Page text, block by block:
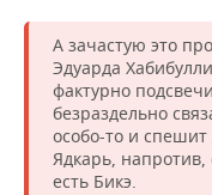
А зачастую это
Эдуарда
фактурно
безраздельно
особо-то и
Ядкарь, напротив,
есть Бикэ.